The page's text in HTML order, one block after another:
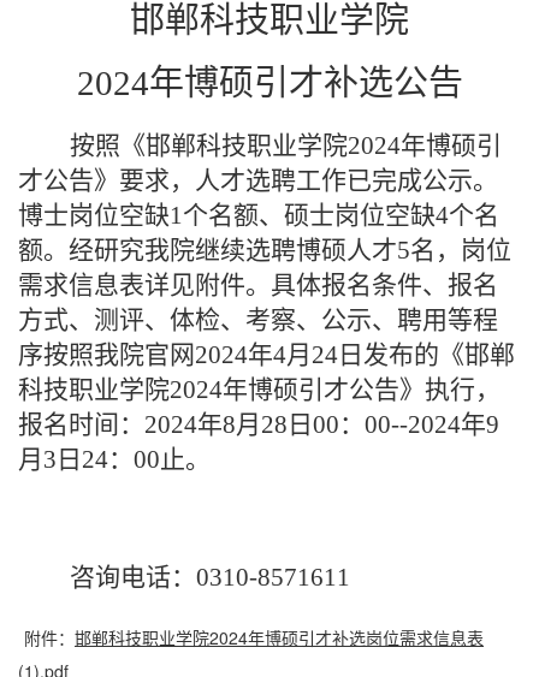
邯郸科技职业学院
2024年博硕引才补选公告
按照《邯郸科技职业学院2024年博硕引
才公告》要求，人才选聘工作已完成公示。
博士岗位空缺1个名额、硕士岗位空缺4个名
额。经研究我院继续选聘博硕人才5名， 岗位
需求信息表详见附件。 具体报名条件、报名
方式、测评、体检、考察、公示、聘用等程
序按照我院官网2024年4月 24 日 发布的 《邯郸
科技职业学院2024年博硕引才公告》 执行，
报名时间 ： 2024年8月 28 日 00：00--2024年9
月 3 日 24：00止。
咨询电话： 0310-8571611
附件： 邯郸科技职业学院2024年博硕引才补选岗位需求信息表
(1).pdf